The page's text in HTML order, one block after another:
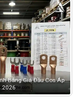
Bảng Giá Đầu Cos Áp